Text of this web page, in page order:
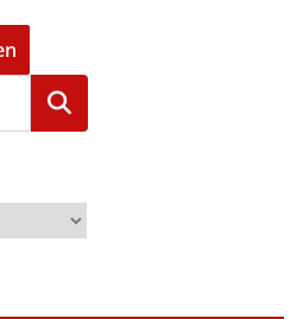
Kategorien